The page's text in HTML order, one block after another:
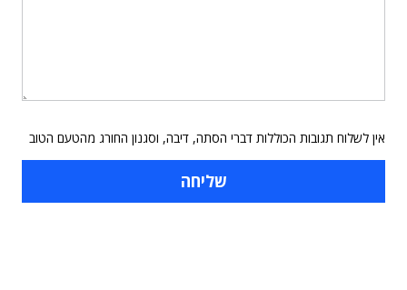
אין לשלוח תגובות הכוללות דברי הסתה, דיבה, וסגנון החורג מהטעם הטוב